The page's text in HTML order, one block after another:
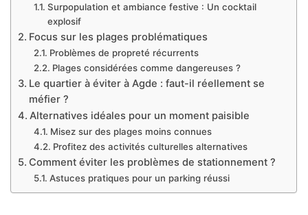
Surpopulation et ambiance festive : Un cocktail
explosif
Focus sur les plages problématiques
Problèmes de propreté récurrents
Plages considérées comme dangereuses ?
Le quartier à éviter à Agde : faut-il réellement se
méfier ?
Alternatives idéales pour un moment paisible
Misez sur des plages moins connues
Profitez des activités culturelles alternatives
Comment éviter les problèmes de stationnement ?
Astuces pratiques pour un parking réussi